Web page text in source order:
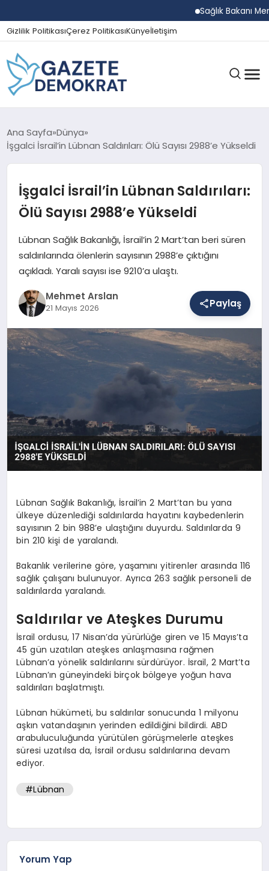
Sağlık Bakanı
Gizlilik PolitikasıÇerez PolitikasıKünyeİletişim
GÜNDEM
SPOR
SAĞLIK
EĞITIM
YAŞAM
Ana Sayfa Dünya
İşgalci İsrail’in Lübnan Saldırıları: Ölü Sayısı 2988’e Yükseldi
İşgalci İsrail’in Lübnan Saldırıları:
Ölü Sayısı 2988’e Yükseldi
Lübnan Sağlık Bakanlığı, İsrail’in 2 Mart’tan beri süren
saldırılarında ölenlerin sayısının 2988’e çıktığını
açıkladı. Yaralı sayısı ise 9210’a ulaştı.
Mehmet Arslan
21 Mayıs 2026 Paylaş
Lübnan Sağlık Bakanlığı, İsrail’in 2 Mart’tan bu yana
ülkeye düzenlediği saldırılarda hayatını kaybedenlerin
sayısının 2 bin 988’e ulaştığını duyurdu. Saldırılarda 9
bin 210 kişi de yaralandı.
Bakanlık verilerine göre, yaşamını yitirenler arasında 116
sağlık çalışanı bulunuyor. Ayrıca 263 sağlık personeli de
saldırılarda yaralandı.
Saldırılar ve Ateşkes Durumu
İsrail ordusu, 17 Nisan’da yürürlüğe giren ve 15 Mayıs’ta
45 gün uzatılan ateşkes anlaşmasına rağmen
Lübnan’a yönelik saldırılarını sürdürüyor. İsrail, 2 Mart’ta
Lübnan’ın güneyindeki birçok bölgeye yoğun hava
saldırıları başlatmıştı.
Lübnan hükümeti, bu saldırılar sonucunda 1 milyonu
aşkın vatandaşının yerinden edildiğini bildirdi. ABD
arabuluculuğunda yürütülen görüşmelerle ateşkes
süresi uzatılsa da, İsrail ordusu saldırılarına devam
ediyor.
#Lübnan
Yorum Yap